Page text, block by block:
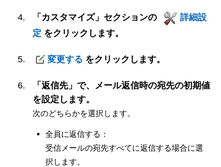
「カスタマイズ」セクションの
詳細設
定 をクリックします。
変更する をクリックします。
「返信先」で、メール返信時の宛先の初期値
を設定します。
次のどちらかを選択します。
全員に返信する：
受信メールの宛先すべてに返信する場合に選
択します。